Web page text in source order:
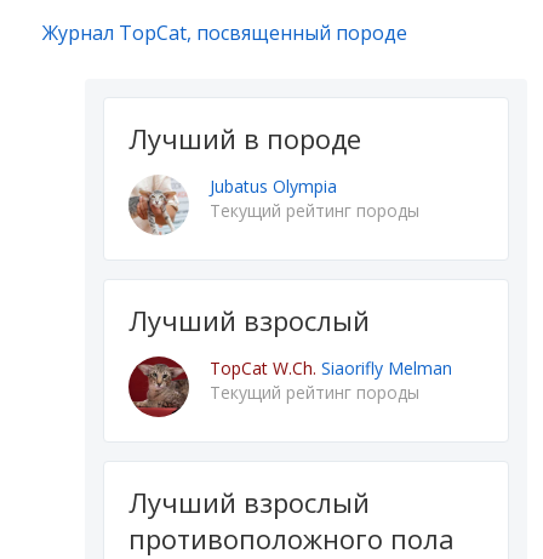
Журнал TopCat, посвященный породе
Лучший в породе
Jubatus Olympia
Текущий рейтинг породы
Лучший взрослый
TopCat W.Ch. Siaorifly Melman
Текущий рейтинг породы
Лучший взрослый
противоположного пола